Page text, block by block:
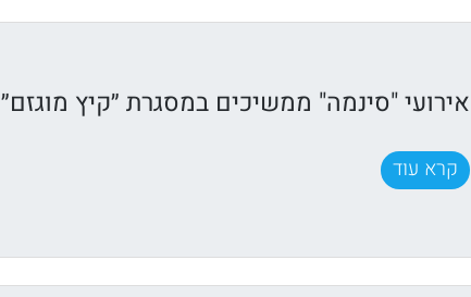
אירועי "סינמה" ממשיכים במסגרת ״קיץ מוגזם״
קרא עוד